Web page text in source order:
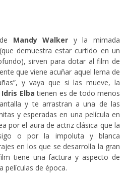
Mandy Walker y la mimada
demuestra estar curtido en un
sirven para dotar al film de
que viene acuñar aquel lema de
y vaya que si las mueve, la
Idris Elba tienen es de todo menos
y te arrastran a una de las
y esperadas en una película en
por el aura de actriz clásica que la
o por la impoluta y blanca
en los que se desarrolla la gran
tiene una factura y aspecto de
películas de época.